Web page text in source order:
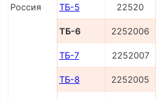
Россия ТБ-5 22520
ТБ-6 2252006
ТБ-7 2252007
ТБ-8 2252005